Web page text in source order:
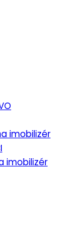
imobilizér
imobilizér